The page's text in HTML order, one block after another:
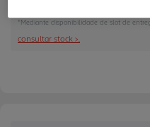
*Mediante disponibilidade de slot de
consultar stock >.